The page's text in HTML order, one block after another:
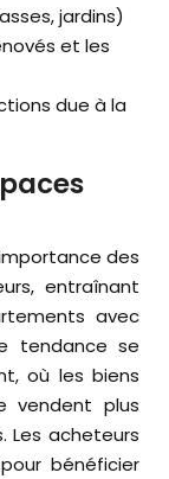
jardins)
et les
due à la
des
entraînant
avec
tendance se
où les biens
vendent plus
Les acheteurs
bénéficier